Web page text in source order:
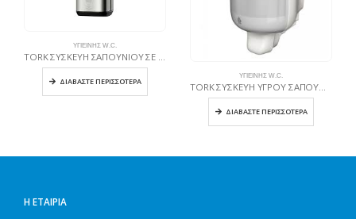
ΥΓΙΕΙΝΉΣ W.C.
TORK ΣΥΣΚΕΥΗ ΣΑΠΟΥΝΙΟΥ ΣΕ ΑΦΡΟ ΜΕ intuilion Sensor inox
ΔΙΑΒΆΣΤΕ ΠΕΡΙΣΣΌΤΕΡΑ ΥΓΙΕΙΝΉΣ W.C.
TORK ΣΥΣΚΕΥΗ ΥΓΡΟΥ ΣΑΠΟΥΝΙΟΥ Mini ΛΕΥΚΗ
ΔΙΑΒΆΣΤΕ ΠΕΡΙΣΣΌΤΕΡΑ
Η ΕΤΑΙΡΊΑ